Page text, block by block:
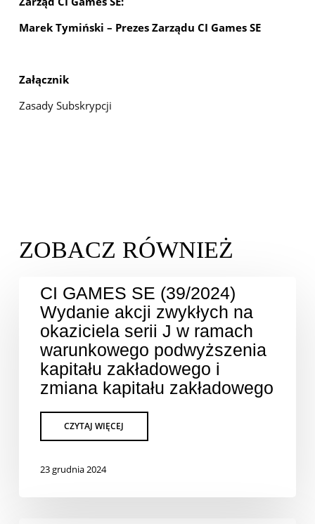
Marek Tymiński – Prezes Zarządu CI Games SE
Załącznik
Zasady Subskrypcji
CI GAMES SE (39/2024)
Wydanie akcji zwykłych na
okaziciela serii J w ramach
warunkowego podwyższenia
kapitału zakładowego i
zmiana kapitału zakładowego
23 grudnia 2024